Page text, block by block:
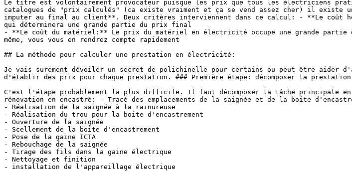
Le titre est volontairement provocateur puisque les prix que tous les électriciens
catalogues de "prix calculés" (ca existe vraiment et ça se vend assez cher) il existe
imputer au final au client**. Deux critères interviennent dans ce calcul: - **Le coût
qui déterminera une grande partie du prix final
- **Le coût du matériel:** Le prix du matériel en électricité occupe une grande
même, vous vous en rendrez compte rapidement
## La méthode pour calculer une prestation en électricité:
Je vais surement dévoiler un secret de polichinelle pour certains ou peut être aider
d'établir des prix pour chaque prestation. ### Première étape: décomposer la prestation
C'est l'étape probablement la plus difficile. Il faut décomposer la tâche principale
rénovation en encastré: - Tracé des emplacements de la saignée et de la boite
- Réalisation de la saignée à la rainureuse
- Réalisation du trou pour la boite d'encastrement
- Ouverture de la saignée
- Scellement de la boite d'encastrement
- Pose de la gaine ICTA
- Rebouchage de la saignée
- Tirage des fils dans la gaine électrique
- Nettoyage et finition
- installation de l'appareillage électrique